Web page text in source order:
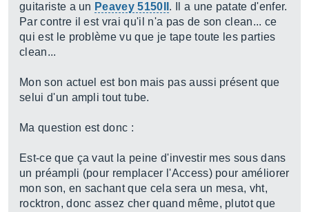
guitariste a un Peavey 5150II . Il a une patate d'enfer.
Par contre il est vrai qu'il n'a pas de son clean... ce
qui est le problème vu que je tape toute les parties
clean...
Mon son actuel est bon mais pas aussi présent que
selui d'un ampli tout tube.
Ma question est donc :
Est-ce que ça vaut la peine d'investir mes sous dans
un préampli (pour remplacer l'Access) pour améliorer
mon son, en sachant que cela sera un mesa, vht,
rocktron, donc assez cher quand même, plutot que